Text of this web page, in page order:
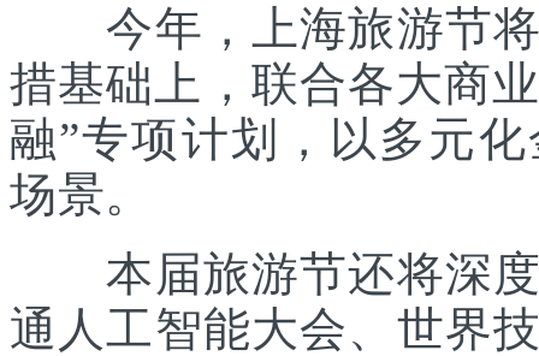
今年，上海旅游节将
措基础上，联合各大商
融”专项计划，以多元
场景。
本届旅游节还将深度
通人工智能大会、世界